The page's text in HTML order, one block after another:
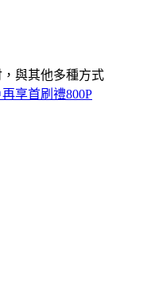
與其他多種方式
享首刷禮800P